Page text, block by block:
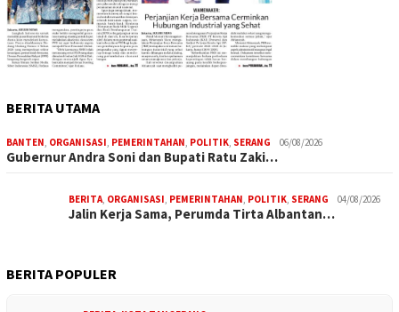
BERITA UTAMA
BANTEN ORGANISASI PEMERINTAHAN POLITIK SERANG 06/08/2026
Gubernur Andra Soni dan Bupati Ratu Zaki…
BERITA ORGANISASI PEMERINTAHAN POLITIK SERANG 04/08/2026
Jalin Kerja Sama, Perumda Tirta Albantan…
BERITA POPULER